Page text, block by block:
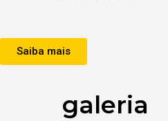
Saiba mais
galeria